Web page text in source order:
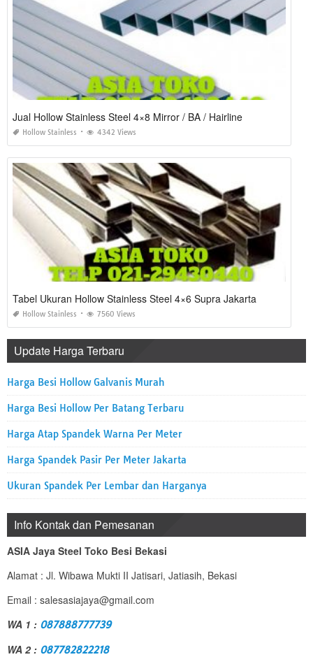
Jual Hollow Stainless Steel 4×8 Mirror / BA / Hairline
Hollow Stainless 4342 Views
Tabel Ukuran Hollow Stainless Steel 4×6 Supra Jakarta
Hollow Stainless 7560 Views
Update Harga Terbaru
Harga Besi Hollow Galvanis Murah
Harga Besi Hollow Per Batang Terbaru
Harga Atap Spandek Warna Per Meter
Harga Spandek Pasir Per Meter Jakarta
Ukuran Spandek Per Lembar dan Harganya
Info Kontak dan Pemesanan
ASIA Jaya Steel Toko Besi Bekasi
Alamat : Jl. Wibawa Mukti II Jatisari, Jatiasih, Bekasi
Email : salesasiajaya@gmail.com
WA 1 : 087888777739
WA 2 : 087782822218